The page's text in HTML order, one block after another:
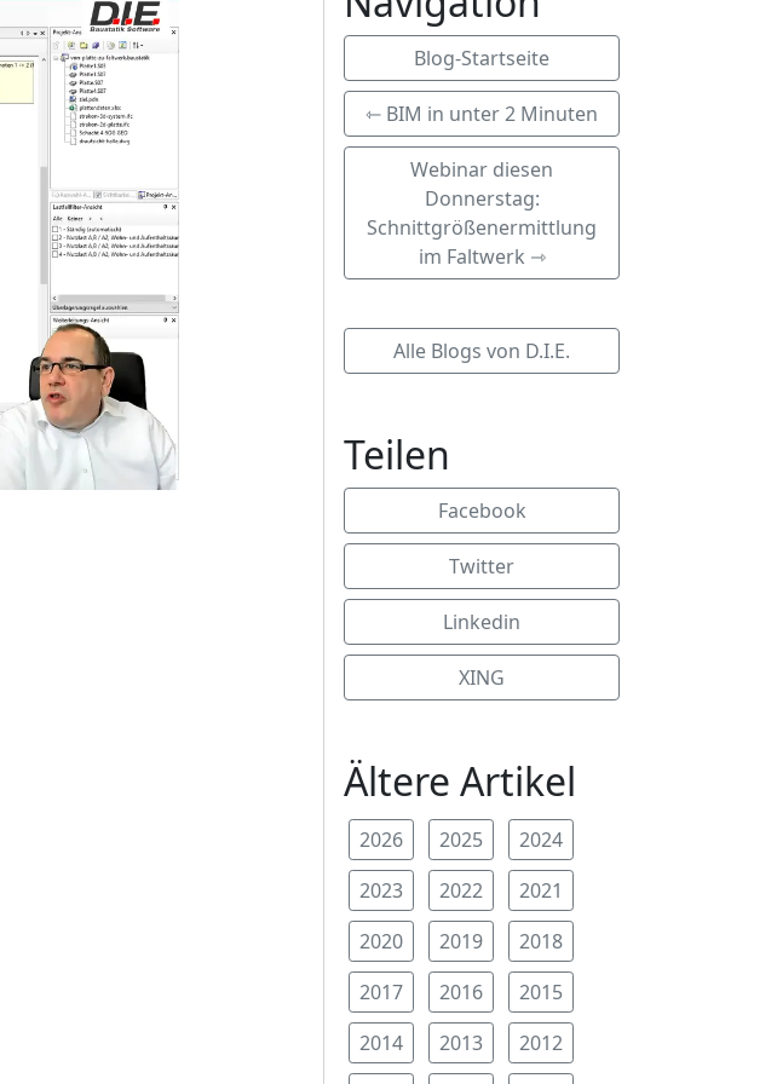
Blog-Startseite
⇽ BIM in unter 2 Minuten
Webinar diesen
Donnerstag:
Schnittgrößenermittlung
im Faltwerk ⇾
Alle Blogs von D.I.E.
Teilen
Facebook
Twitter
Linkedin
XING
Ältere Artikel
2026 2025
2024
2023
2022
2021
2020
2019
2018
2017
2016
2015
2014
2013
2012